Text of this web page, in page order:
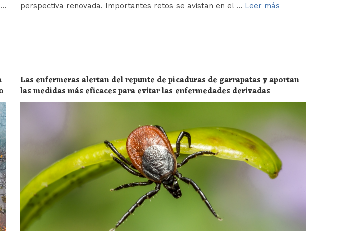
perspectiva renovada. Importantes retos se avistan en el … Leer más
Las enfermeras alertan del repunte de picaduras de garrapatas y aportan
las medidas más eficaces para evitar las enfermedades derivadas